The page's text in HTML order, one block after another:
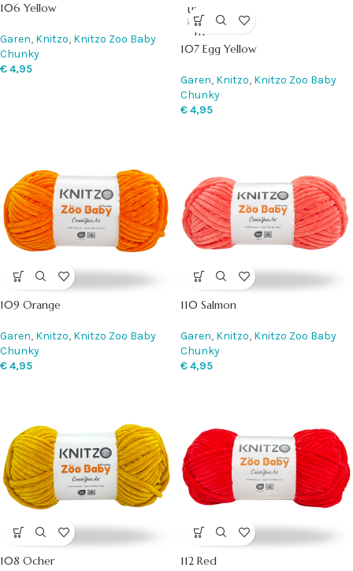
106 Yellow
Garen, Knitzo, Knitzo Zoo Baby
Chunky
€4,95
UITVE
RKOC
HT
107 Egg Yellow
Garen, Knitzo, Knitzo Zoo Baby
Chunky
€4,95
109 Orange
Garen, Knitzo, Knitzo Zoo Baby
Chunky
€4,95
110 Salmon
Garen, Knitzo, Knitzo Zoo Baby
Chunky
€4,95
108 Ocher 112 Red